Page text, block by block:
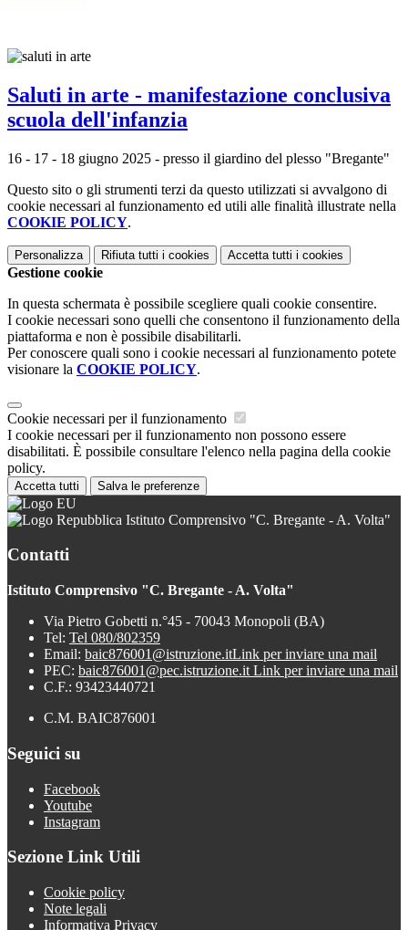
Saluti in arte - manifestazione conclusiva
scuola dell'infanzia
16 - 17 - 18 giugno 2025 - presso il giardino del plesso "Bregante"
Questo sito o gli strumenti terzi da questo utilizzati si avvalgono di
cookie necessari al funzionamento ed utili alle finalità illustrate nella
COOKIE POLICY.
Personalizza Rifiuta tutti i cookies Accetta tutti i cookies
Gestione cookie
In questa schermata è possibile scegliere quali cookie consentire.
I cookie necessari sono quelli che consentono il funzionamento della
piattaforma e non è possibile disabilitarli.
Per conoscere quali sono i cookie necessari al funzionamento potete
visionare la COOKIE POLICY.
Cookie necessari per il funzionamento
I cookie necessari per il funzionamento non possono essere
disabilitati. È possibile consultare l'elenco nella pagina della cookie
policy.
Accetta tutti Salva le preferenze
Istituto Comprensivo "C. Bregante - A. Volta"
Contatti
Istituto Comprensivo "C. Bregante - A. Volta"
Via Pietro Gobetti n.°45 - 70043 Monopoli (BA)
Tel: Tel 080/802359
Email: baic876001@istruzione.itLink per inviare una mail
PEC: baic876001@pec.istruzione.it Link per inviare una mail
C.F.: 93423440721
C.M. BAIC876001
Seguici su
Facebook
Youtube
Instagram
Sezione Link Utili
Cookie policy
Note legali
Informativa Privacy